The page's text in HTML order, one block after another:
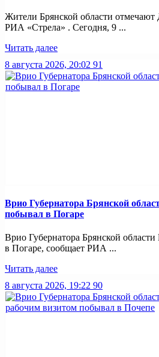
Жители Брянской области отмечают
РИА «Стрела» . Сегодня, 9 ...
Читать далее
8 августа 2026, 20:02 91
Врио Губернатора Брянской
побывал в Погаре
Врио Губернатора Брянской
в Погаре, сообщает РИА ...
Читать далее
8 августа 2026, 19:22 90